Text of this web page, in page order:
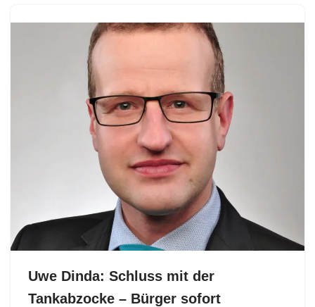
Uwe Dinda: Schluss mit der
Tankabzocke – Bürger sofort